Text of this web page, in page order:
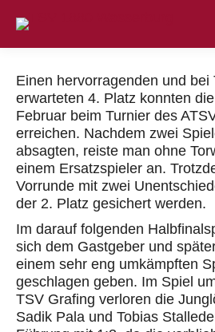
Einen hervorragenden und bei
erwarteten 4. Platz konnten
Februar beim Turnier des
erreichen. Nachdem zwei
absagten, reiste man ohne
einem Ersatzspieler an.
Vorrunde mit zwei
der 2. Platz gesichert werden.
Im darauf folgenden
sich dem Gastgeber und
einem sehr eng umkämpften
geschlagen geben. Im Spiel
TSV Grafing verloren die
Sadik Pala und Tobias